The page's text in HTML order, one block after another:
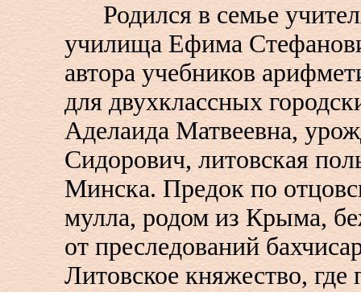
Родился в семье
училища Ефима
автора учебников
для двухклассных
Аделаида Матвеевна,
Сидорович, литовская
Минска. Предок по
мулла, родом из Крыма,
от преследований
Литовское княжество, где